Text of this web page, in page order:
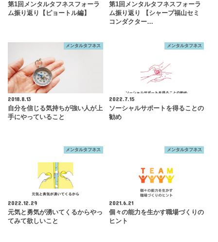
第1回メンタルタフネスフォーラ
ム振り返り【ピョートル編】
第1回メンタルタフネスフォーラ
ム振り返り 【シャープ福山セミ
コンダクター…
メンタルタフネス
2018.8.13
自分を信じる気持ちが強い人が上
手にやっていること
メンタルタフネス
2022.7.15
ソーシャルサポートを得ることの
勧め
メンタルタフネス
2022.12.29
元気と勇気が湧いてくるからやっ
てみて欲しいこと
メンタルタフネス
2021.6.21
個々の能力を生かす職場づくりの
ヒント